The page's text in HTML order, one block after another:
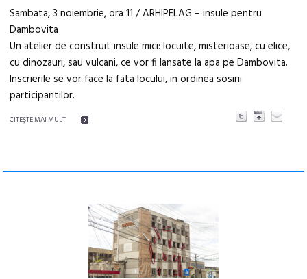
Sambata, 3 noiembrie, ora 11 / ARHIPELAG – insule pentru
Dambovita
Un atelier de construit insule mici: locuite, misterioase, cu elice,
cu dinozauri, sau vulcani, ce vor fi lansate la apa pe Dambovita.
Inscrierile se vor face la fata locului, in ordinea sosirii
participantilor.
CITEŞTE MAI MULT